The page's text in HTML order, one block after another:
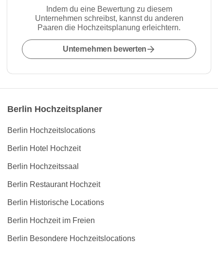
Indem du eine Bewertung zu diesem
Unternehmen schreibst, kannst du anderen
Paaren die Hochzeitsplanung erleichtern.
Unternehmen bewerten
Berlin Hochzeitsplaner
Berlin Hochzeitslocations
Berlin Hotel Hochzeit
Berlin Hochzeitssaal
Berlin Restaurant Hochzeit
Berlin Historische Locations
Berlin Hochzeit im Freien
Berlin Besondere Hochzeitslocations